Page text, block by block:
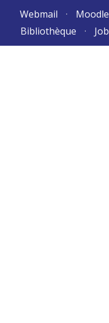
Webmail Moodle
Bibliothèque